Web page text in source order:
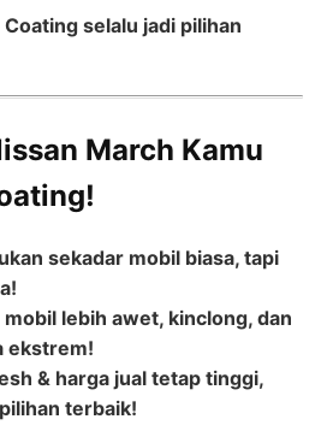
Coating selalu jadi pilihan
March Kamu
sekadar mobil biasa, tapi
lebih awet, kinclong, dan
ekstrem!
& harga jual tetap tinggi,
terbaik!